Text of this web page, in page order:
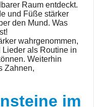
Raum entdeckt.
und Füße stärker
den Mund. Was
wahrgenommen,
als Routine in
Weiterhin
Zahnen,
im